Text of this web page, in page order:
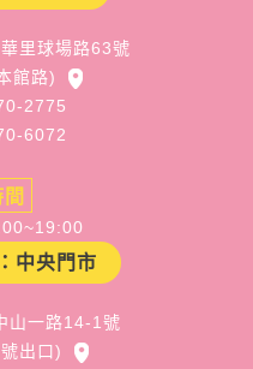
里球場路63號
館路)
2775
6072
中央門市
山一路14-1號
出口)